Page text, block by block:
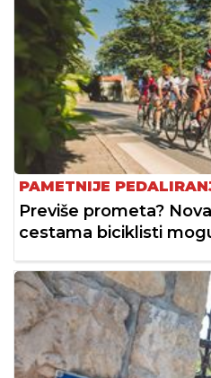
PAMETNIJE
Previše prometa?
cestama biciklisti